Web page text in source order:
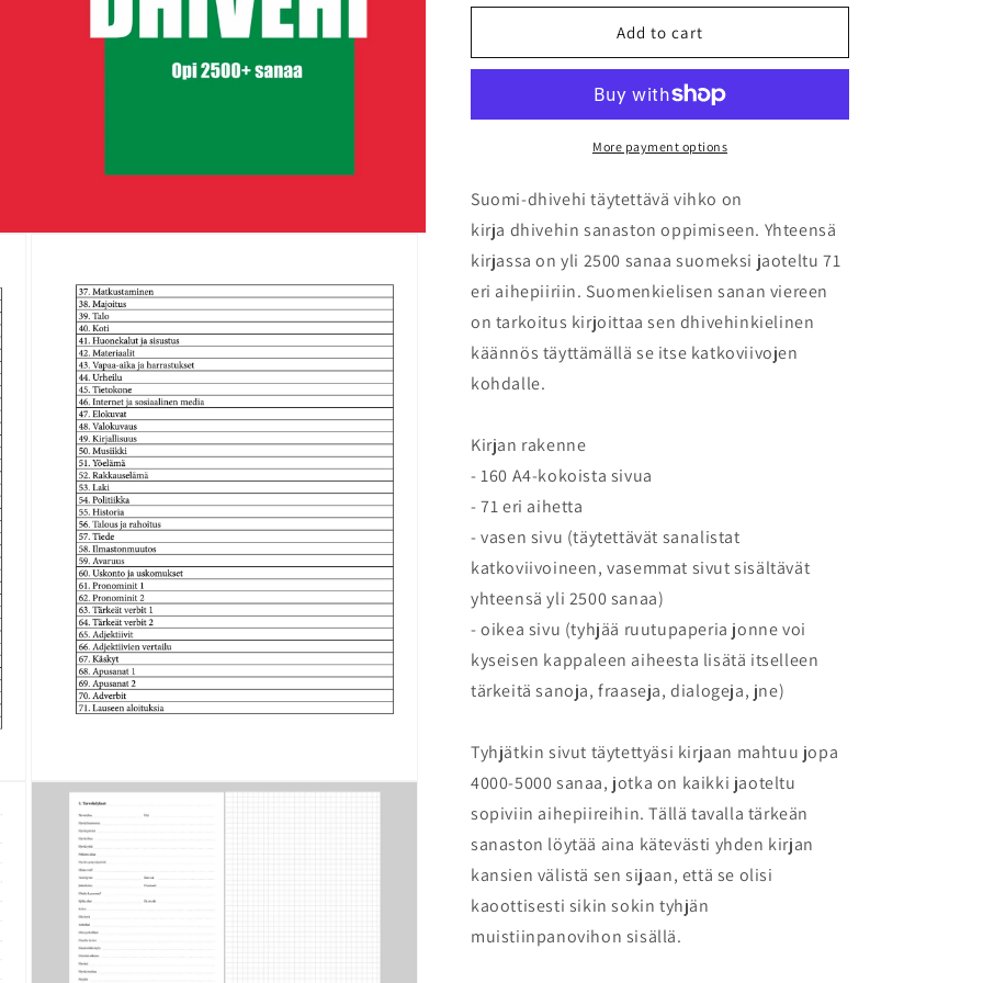
Open
for
dhivehi
for
Suomi-
dhivehi
täytettävä
vihko
Add to cart
More payment options
Suomi-dhivehi täytettävä vihko on
kirja dhivehin sanaston oppimiseen. Yhteensä
kirjassa on yli 2500 sanaa suomeksi jaoteltu 71
eri aihepiiriin. Suomenkielisen sanan viereen
on tarkoitus kirjoittaa sen dhivehinkielinen
käännös täyttämällä se itse katkoviivojen
kohdalle.
Kirjan rakenne
- 160 A4-kokoista sivua
- 71 eri aihetta
- vasen sivu (täytettävät sanalistat
katkoviivoineen, vasemmat sivut sisältävät
yhteensä yli 2500 sanaa)
- oikea sivu (tyhjää ruutupaperia jonne voi
kyseisen kappaleen aiheesta lisätä itselleen
tärkeitä sanoja, fraaseja, dialogeja, jne)
Tyhjätkin sivut täytettyäsi kirjaan mahtuu jopa
4000-5000 sanaa, jotka on kaikki jaoteltu
sopiviin aihepiireihin. Tällä tavalla tärkeän
sanaston löytää aina kätevästi yhden kirjan
kansien välistä sen sijaan, että se olisi
kaoottisesti sikin sokin tyhjän
muistiinpanovihon sisällä.